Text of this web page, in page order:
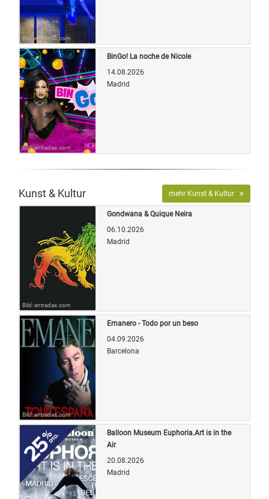
Bild: entradas.com
Bild: entradas.com
BinGo! La noche de Nicole
14.08.2026
Madrid
Kunst & Kultur mehr Kunst & Kultur
Bild: entradas.com
Gondwana & Quique Neira
06.10.2026
Madrid
Bild: entradas.com
Emanero - Todo por un beso
04.09.2026
Barcelona
Balloon Museum Euphoria.Art is in the
Air
20.08.2026
Madrid